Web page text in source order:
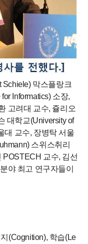
Schiele) 막스플랑크
Informatics) 소장,
고려대 교수, 쥴리오
대학교(University of
대 교수, 장병탁 서울
스위스취리
POSTECH 교수, 김선
야 최고 연구자들이
(Cognition), 학습(Le